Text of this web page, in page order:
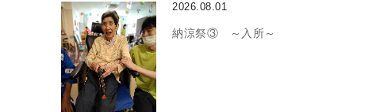
2026.08.01
納涼祭③ ～入所～